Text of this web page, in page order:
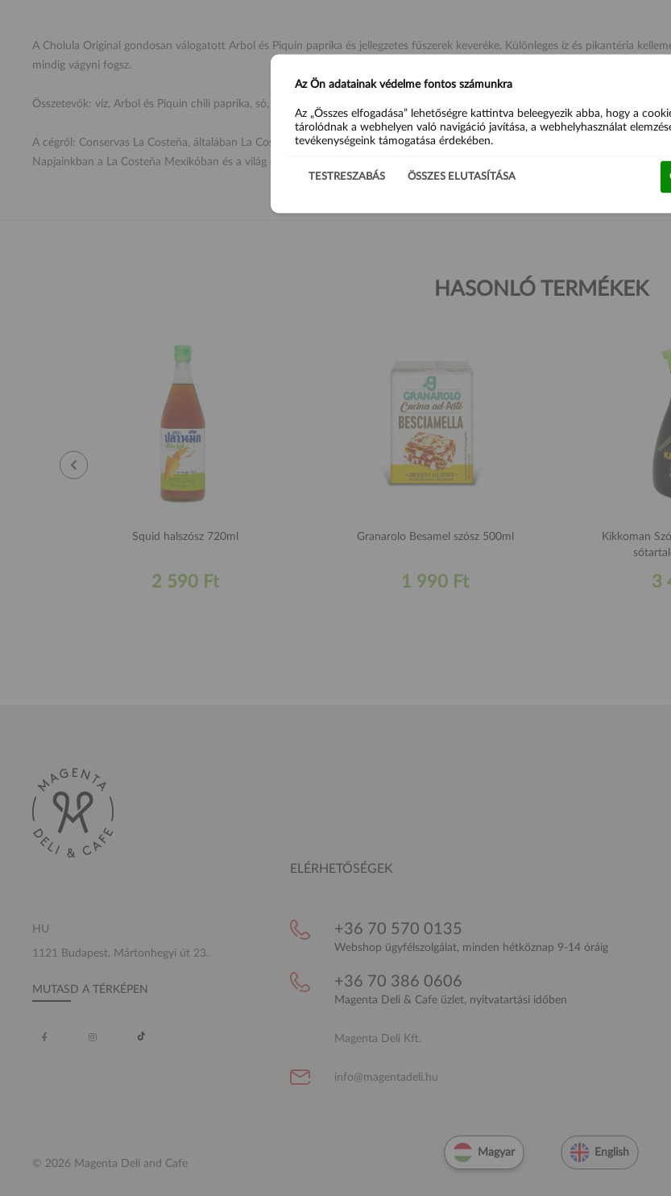
A Cholula Original gondosan válogatott Arbol és Piquin paprika és jellegzetes fűszerek keveréke. Különleges íz és pikantéria
mindig vágyni fogsz.
Összetevők: víz, Arbol és Piquin chili paprika, só, ecet, fokhagymapor, fűszerek, xantángumi.
A cégről: Conservas La Costeña, általában La Costeña néven ismert, konzerv termékek mexikói márkája. Vicente López Recines
Napjainkban a La Costeña Mexikóban és a világ 40 országában értékesíti termékeit.
HASONLÓ TERMÉKEK
Squid halszósz 720ml
2 590 Ft
Granarolo Besamel szósz 500ml
1 990 Ft
Kikkoman
3
HU
1121 Budapest, Mártonhegyi út 23.
MUTASD A TÉRKÉPEN
ELÉRHETŐSÉGEK
+36 70 570 0135
Webshop ügyfélszolgálat, minden hétköznap 9-14 óráig
+36 70 386 0606
Magenta Deli & Cafe üzlet, nyitvatartási időben
Magenta Deli Kft.
info@magentadeli.hu
© 2026 Magenta Deli and Cafe
Magyar English
Az Ön adatainak védelme fontos számunkra
Az „Összes elfogadása” lehetőségre kattintva beleegyezik abba, hogy a
tárolódnak a webhelyen való navigáció javítása, a webhelyhasználat
tevékenységeink támogatása érdekében.
TESTRESZABÁS ÖSSZES ELUTASÍTÁSA